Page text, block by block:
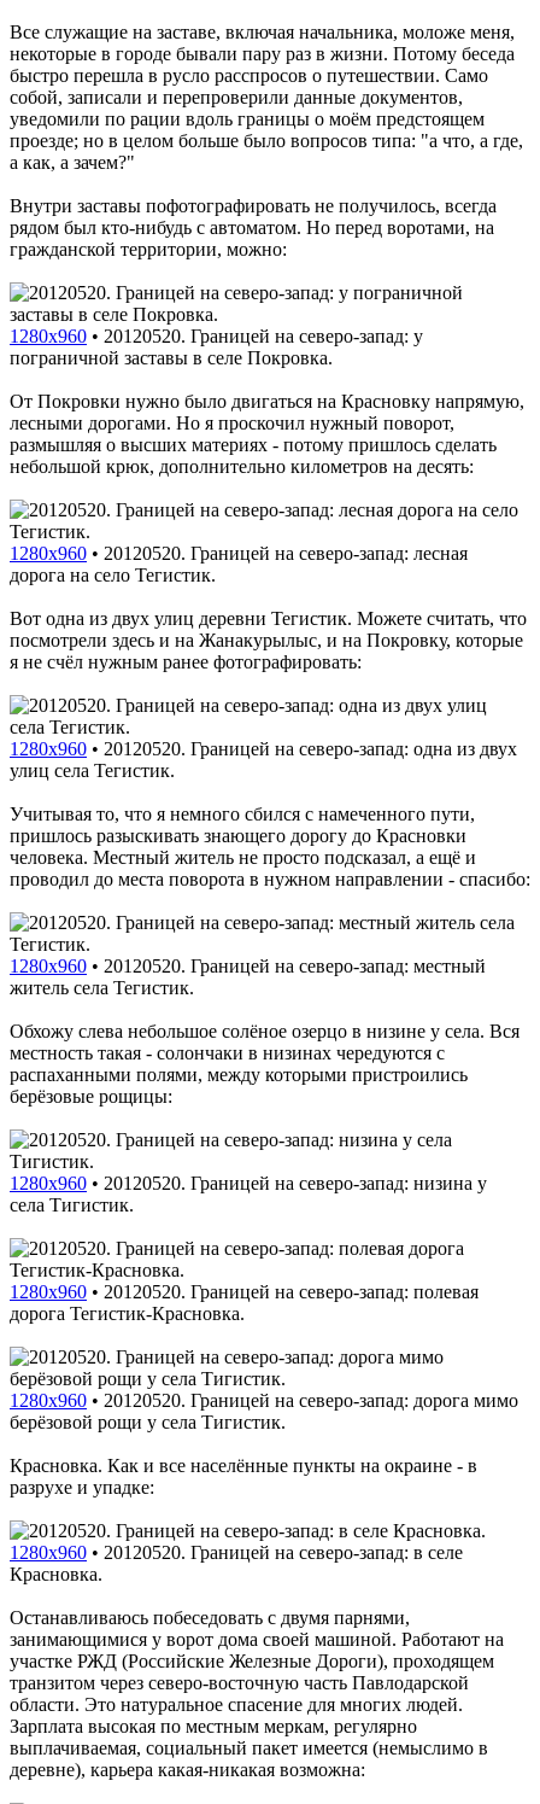
Все служащие на заставе, включая начальника, моложе меня,
некоторые в городе бывали пару раз в жизни. Потому беседа
быстро перешла в русло расспросов о путешествии. Само
собой, записали и перепроверили данные документов,
уведомили по рации вдоль границы о моём предстоящем
проезде; но в целом больше было вопросов типа: "а что, а где,
а как, а зачем?"
Внутри заставы пофотографировать не получилось, всегда
рядом был кто-нибудь с автоматом. Но перед воротами, на
гражданской территории, можно:
1280x960 • 20120520. Границей на северо-запад: у
пограничной заставы в селе Покровка.
От Покровки нужно было двигаться на Красновку напрямую,
лесными дорогами. Но я проскочил нужный поворот,
размышляя о высших материях - потому пришлось сделать
небольшой крюк, дополнительно километров на десять:
1280x960 • 20120520. Границей на северо-запад: лесная
дорога на село Тегистик.
Вот одна из двух улиц деревни Тегистик. Можете считать, что
посмотрели здесь и на Жанакурылыс, и на Покровку, которые
я не счёл нужным ранее фотографировать:
1280x960 • 20120520. Границей на северо-запад: одна из двух
улиц села Тегистик.
Учитывая то, что я немного сбился с намеченного пути,
пришлось разыскивать знающего дорогу до Красновки
человека. Местный житель не просто подсказал, а ещё и
проводил до места поворота в нужном направлении - спасибо:
1280x960 • 20120520. Границей на северо-запад: местный
житель села Тегистик.
Обхожу слева небольшое солёное озерцо в низине у села. Вся
местность такая - солончаки в низинах чередуются с
распаханными полями, между которыми пристроились
берёзовые рощицы:
1280x960 • 20120520. Границей на северо-запад: низина у
села Тигистик.
1280x960 • 20120520. Границей на северо-запад: полевая
дорога Тегистик-Красновка.
1280x960 • 20120520. Границей на северо-запад: дорога мимо
берёзовой рощи у села Тигистик.
Красновка. Как и все населённые пункты на окраине - в
разрухе и упадке:
1280x960 • 20120520. Границей на северо-запад: в селе
Красновка.
Останавливаюсь побеседовать с двумя парнями,
занимающимися у ворот дома своей машиной. Работают на
участке РЖД (Российские Железные Дороги), проходящем
транзитом через северо-восточную часть Павлодарской
области. Это натуральное спасение для многих людей.
Зарплата высокая по местным меркам, регулярно
выплачиваемая, социальный пакет имеется (немыслимо в
деревне), карьера какая-никакая возможна: